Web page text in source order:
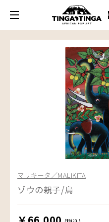
マリキータ／MALIKITA
ゾウの親子/鳥